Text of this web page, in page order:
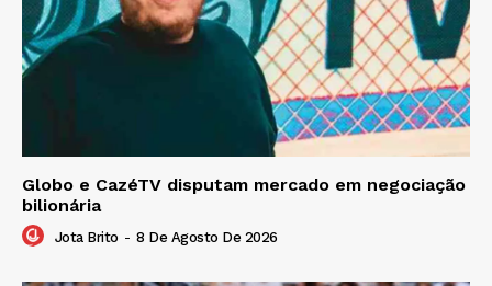
Globo e CazéTV disputam mercado em negociação
bilionária
Jota Brito - 8 De Agosto De 2026